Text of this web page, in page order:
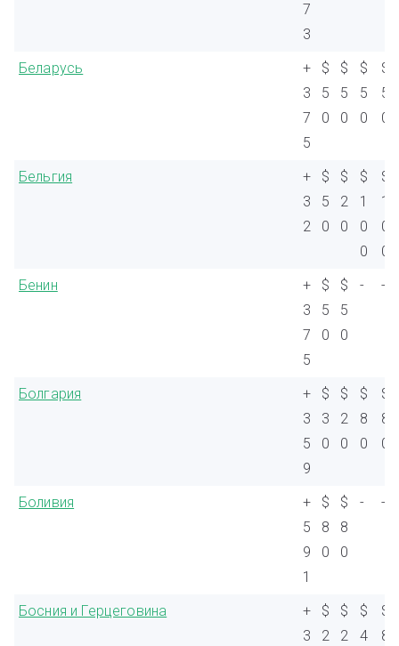
7
3
Беларусь
+
3
7
5
$
5
0
$
5
0
$
5
0
$
5
0
Бельгия
+
3
2
$
5
0
$
2
0
$
1
0
0
$
1
0
0
Бенин
+
3
7
5
$
5
0
$
5
0
- -
Болгария
+
3
5
9
$
3
0
$
2
0
$
8
0
$
8
0
Боливия
+
5
9
1
$
8
0
$
8
0
- -
Босния и Герцеговина
+
3
$
2
$
2
$
4
$
8